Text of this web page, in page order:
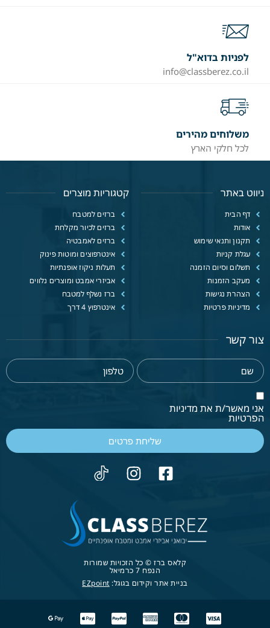
לפניות בדוא"ל
info@classberez.co.il
משלוחים מהירים
לכל חלקי הארץ
ניווט באתר
דף הבית
אודות
תקנון ותנאי שימוש
עגלת קניות
תשלום וסיום הזמנה
מעקב הזמנות
הצהרת נגישות
מדיניות פרטיות
קטגוריות מוצרים
ברזים למטבח
ברזים לכיור מקלחת
ברזים לאמבטיה
אינטרפוצים ומוטות פינוק
תעלות ניקוז אופנתיות
אביזרי אמבט ומוצרים נלווים
ברז נשלף למטבח
אינטרפוץ 4 דרך
צור קשר
אני מאשר/ת את מדיניות
הפרטיות
שליחת פרטים
קלאס ברז © כל הזכויות שמורות
הנפח 7 כרמיאל
בניית אתר וקידום בגוגל: EZpoint